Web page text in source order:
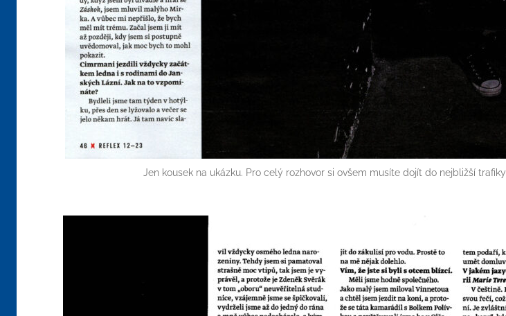
Jen kousek na ukázku. Pro celý rozhovor si ovšem musíte dojít do nejbližší trafiky